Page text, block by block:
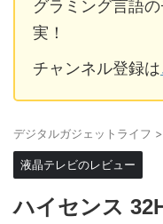
グラミング言語
実！
チャンネル登録は
デジタルガジェットライフ >
液晶テレビのレビュー
ハイセンス